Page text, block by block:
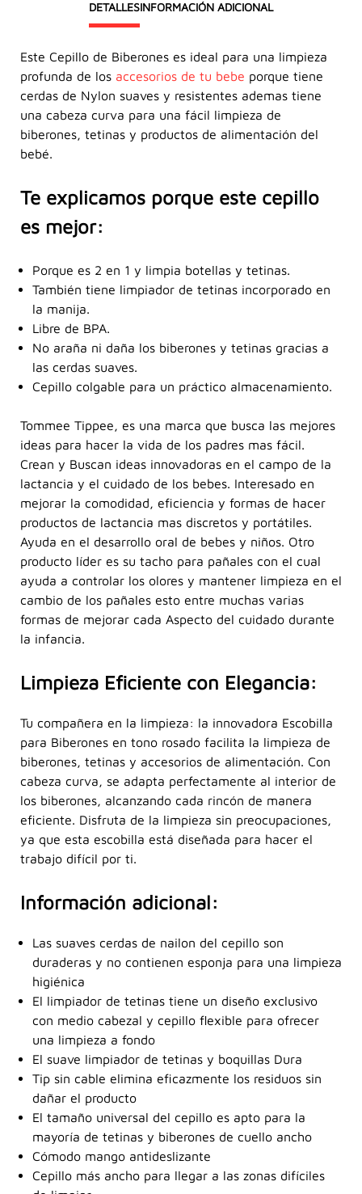
DETALLESINFORMACIÓN ADICIONAL
Este Cepillo de Biberones es ideal para una limpieza
profunda de los accesorios de tu bebe porque tiene
cerdas de Nylon suaves y resistentes ademas tiene
una cabeza curva para una fácil limpieza de
biberones, tetinas y productos de alimentación del
bebé.
Te explicamos porque este cepillo
es mejor:
Porque es 2 en 1 y limpia botellas y tetinas.
También tiene limpiador de tetinas incorporado en
la manija.
Libre de BPA.
No araña ni daña los biberones y tetinas gracias a
las cerdas suaves.
Cepillo colgable para un práctico almacenamiento.
Tommee Tippee, es una marca que busca las mejores
ideas para hacer la vida de los padres mas fácil.
Crean y Buscan ideas innovadoras en el campo de la
lactancia y el cuidado de los bebes. Interesado en
mejorar la comodidad, eficiencia y formas de hacer
productos de lactancia mas discretos y portátiles.
Ayuda en el desarrollo oral de bebes y niños. Otro
producto líder es su tacho para pañales con el cual
ayuda a controlar los olores y mantener limpieza en el
cambio de los pañales esto entre muchas varias
formas de mejorar cada Aspecto del cuidado durante
la infancia.
Limpieza Eficiente con Elegancia:
Tu compañera en la limpieza: la innovadora Escobilla
para Biberones en tono rosado facilita la limpieza de
biberones, tetinas y accesorios de alimentación. Con
cabeza curva, se adapta perfectamente al interior de
los biberones, alcanzando cada rincón de manera
eficiente. Disfruta de la limpieza sin preocupaciones,
ya que esta escobilla está diseñada para hacer el
trabajo difícil por ti.
Información adicional:
Las suaves cerdas de nailon del cepillo son
duraderas y no contienen esponja para una limpieza
higiénica
El limpiador de tetinas tiene un diseño exclusivo
con medio cabezal y cepillo flexible para ofrecer
una limpieza a fondo
El suave limpiador de tetinas y boquillas Dura
Tip sin cable elimina eficazmente los residuos sin
dañar el producto
El tamaño universal del cepillo es apto para la
mayoría de tetinas y biberones de cuello ancho
Cómodo mango antideslizante
Cepillo más ancho para llegar a las zonas difíciles